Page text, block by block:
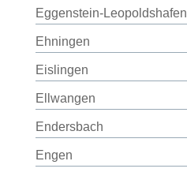
Eggenstein-Leopoldshafen
Ehningen
Eislingen
Ellwangen
Endersbach
Engen